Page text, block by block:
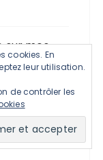
sur mes
Tu
Je ne l’ai
!
cookies. En
leur utilisation.
de contrôler les